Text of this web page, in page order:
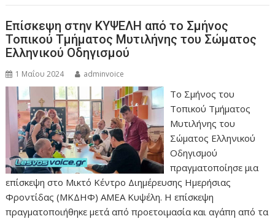
Επίσκεψη στην ΚΥΨΕΛΗ από το Σμήνος
Τοπικού Τμήματος Μυτιλήνης του Σώματος
Ελληνικού Οδηγισμού
1 Μαΐου 2024 adminvoice
Το Σμήνος του
Τοπικού Τμήματος
Μυτιλήνης του
Σώματος Ελληνικού
Οδηγισμού
πραγματοποίησε μια
επίσκεψη στο Μικτό Κέντρο Διημέρευσης Ημερήσιας
Φροντίδας (ΜΚΔΗΦ) ΑΜΕΑ Κυψέλη. Η επίσκεψη
πραγματοποιήθηκε μετά από προετοιμασία και αγάπη από τα